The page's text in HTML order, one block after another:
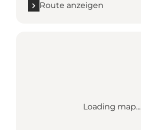
Route anzeigen
Loading map...